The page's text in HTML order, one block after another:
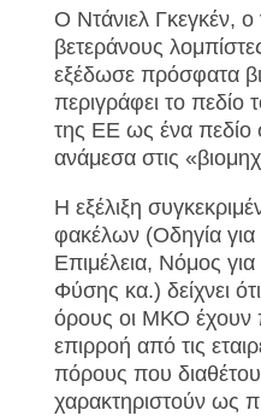
Ο Ντάνιελ Γκεγκέν,
βετεράνους
εξέδωσε πρόσφατα
περιγράφει το πεδίο
της ΕΕ ως ένα πεδίο
ανάμεσα στις
Η εξέλιξη
φακέλων (Οδηγία για
Επιμέλεια, Νόμος
Φύσης κα.) δείχνει
όρους οι ΜΚΟ έχουν
επιρροή από τις
πόρους που
χαρακτηριστούν ως